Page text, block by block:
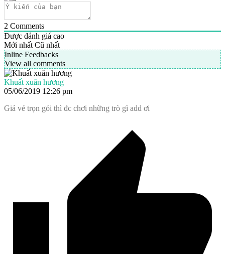
2 Comments
Được đánh giá cao
Mới nhất Cũ nhất
Inline Feedbacks
View all comments
Khuất xuân hương
05/06/2019 12:26 pm
Giá vé trọn gói thì đc chơi những trò gì add ơi